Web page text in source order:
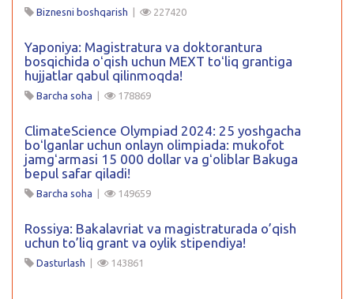
Biznesni boshqarish | 227420
Yaponiya: Magistratura va doktorantura
bosqichida oʻqish uchun MEXT toʻliq grantiga
hujjatlar qabul qilinmoqda!
Barcha soha | 178869
ClimateScience Olympiad 2024: 25 yoshgacha
boʻlganlar uchun onlayn olimpiada: mukofot
jamgʻarmasi 15 000 dollar va gʻoliblar Bakuga
bepul safar qiladi!
Barcha soha | 149659
Rossiya: Bakalavriat va magistraturada o’qish
uchun to’liq grant va oylik stipendiya!
Dasturlash | 143861